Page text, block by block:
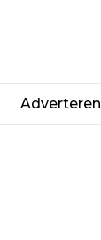
Adverteren